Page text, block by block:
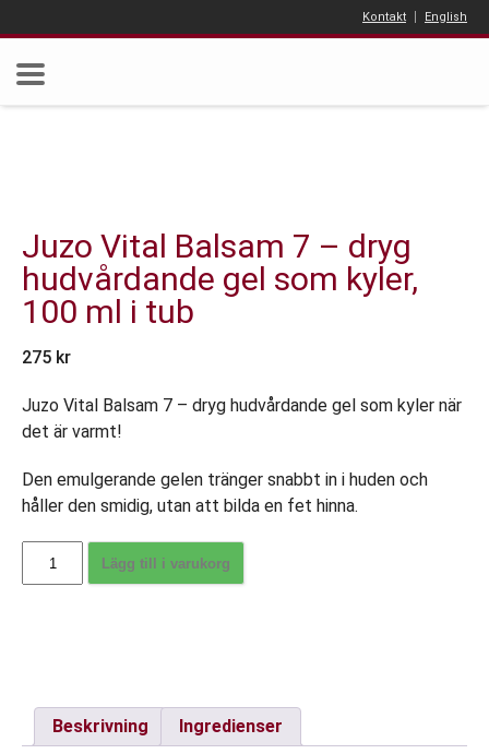
Kontakt English
Juzo Vital Balsam 7 – dryg
hudvårdande gel som kyler,
100 ml i tub
275 kr
Juzo Vital Balsam 7 – dryg hudvårdande gel som kyler när
det är varmt!
Den emulgerande gelen tränger snabbt in i huden och
håller den smidig, utan att bilda en fet hinna.
Juzo
Vital
hudvårdande
Lägg till i varukorg
Beskrivning Ingredienser